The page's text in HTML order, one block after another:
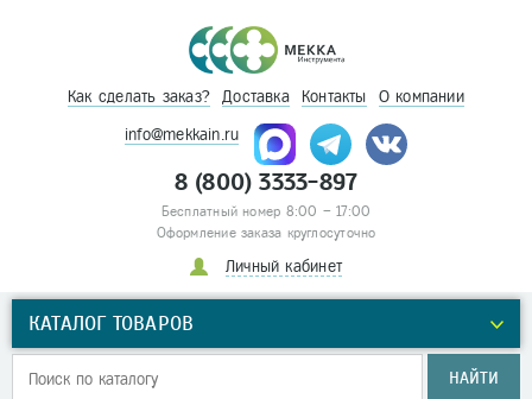
Как сделать заказ? Доставка Контакты О компании
info@mekkain.ru
8 (800) 3333-897
Бесплатный номер 8:00 – 17:00
Оформление заказа круглосуточно
Личный кабинет
КАТАЛОГ ТОВАРОВ
НАЙТИ